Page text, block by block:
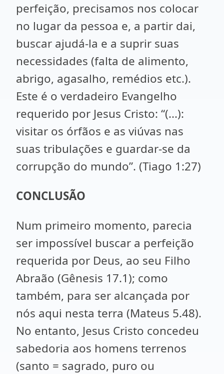
perfeição, precisamos nos colocar
no lugar da pessoa e, a partir dai,
buscar ajudá-la e a suprir suas
necessidades (falta de alimento,
abrigo, agasalho, remédios etc.).
Este é o verdadeiro Evangelho
requerido por Jesus Cristo: “(...):
visitar os órfãos e as viúvas nas
suas tribulações e guardar-se da
corrupção do mundo”. (Tiago 1:27)
CONCLUSÃO
Num primeiro momento, parecia
ser impossível buscar a perfeição
requerida por Deus, ao seu Filho
Abraão (Gênesis 17.1); como
também, para ser alcançada por
nós aqui nesta terra (Mateus 5.48).
No entanto, Jesus Cristo concedeu
sabedoria aos homens terrenos
(santo = sagrado, puro ou